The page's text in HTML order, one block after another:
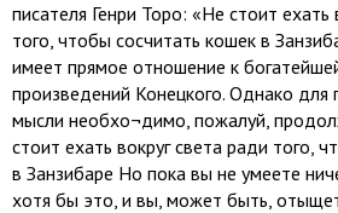
писателя Генри Торо: «Не стоит ехать
того, чтобы сосчитать кошек в
имеет прямое отношение к
произведений Конецкого. Однако для
мысли необхо¬димо, пожалуй,
стоит ехать вокруг света ради того,
в Занзибаре Но пока вы не умеете
хотя бы это, и вы, может быть,